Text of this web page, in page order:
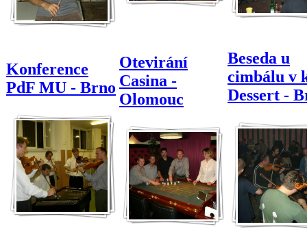
Konference
PdF MU - Brno
Otevirání
Casina -
Olomouc
Beseda u
cimbálu v
Dessert -